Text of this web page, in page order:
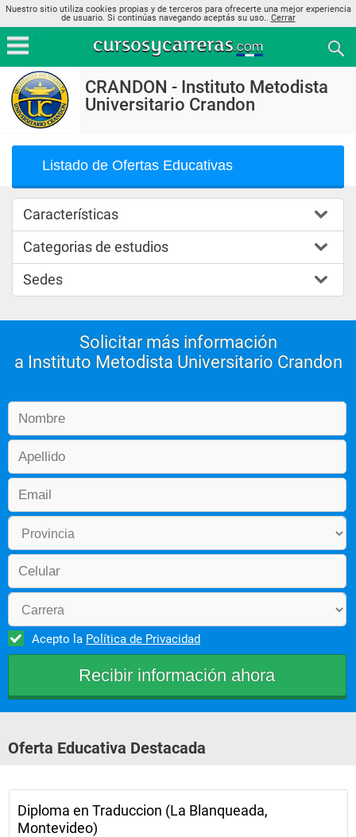
Nuestro sitio utiliza cookies propias y de terceros para ofrecerte una mejor experiencia
de usuario. Si continúas navegando aceptás su uso.. Cerrar
CRANDON - Instituto Metodista
Universitario Crandon
Listado de Ofertas Educativas
Características
Categorias de estudios
Sedes
Solicitar más información
a Instituto Metodista Universitario Crandon
Acepto la Política de Privacidad
Oferta Educativa Destacada
Diploma en Traduccion (La Blanqueada,
Montevideo)